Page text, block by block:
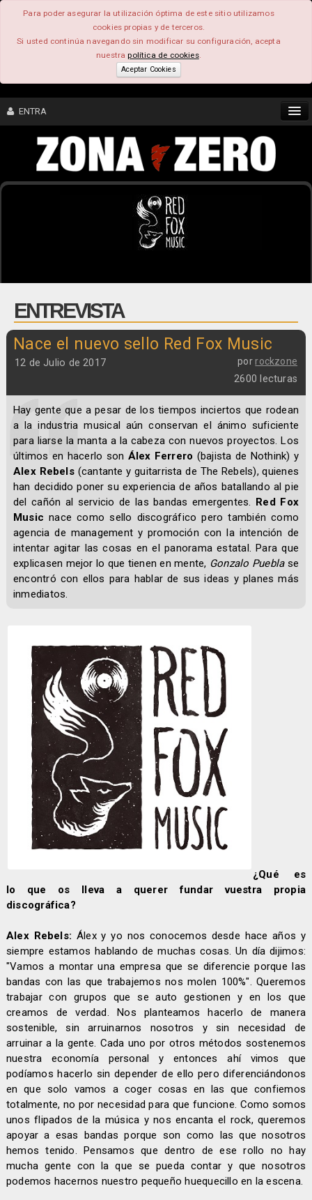
Para poder asegurar la utilización óptima de este sitio utilizamos
cookies propias y de terceros.
Si usted continúa navegando sin modificar su configuración, acepta
nuestrapolítica de cookies.
Aceptar Cookies
ENTRA
CONTENIDO
ENTREVISTA
Nace el nuevo sello Red Fox Music
por rockzone
12 de Julio de 2017
2600 lecturas
Hay gente que a pesar de los tiempos inciertos que rodean
a la industria musical aún conservan el ánimo suficiente
para liarse la manta a la cabeza con nuevos proyectos. Los
últimos en hacerlo son Álex Ferrero (bajista de Nothink) y
Alex Rebels(cantante y guitarrista de The Rebels), quienes
han decidido poner su experiencia de años batallando al pie
del cañón al servicio de las bandas emergentes. Red Fox
Music nace como sello discográfico pero también como
agencia de management y promoción con la intención de
intentar agitar las cosas en el panorama estatal. Para que
explicasen mejor lo que tienen en mente, Gonzalo Pueblase
encontró con ellos para hablar de sus ideas y planes más
inmediatos.
¿Qué es
lo que os lleva a querer fundar vuestra propia
discográfica?
Alex Rebels: Álex y yo nos conocemos desde hace años y
siempre estamos hablando de muchas cosas. Un día dijimos:
"Vamos a montar una empresa que se diferencie porque las
bandas con las que trabajemos nos molen 100%". Queremos
trabajar con grupos que se auto gestionen y en los que
creamos de verdad. Nos planteamos hacerlo de manera
sostenible, sin arruinarnos nosotros y sin necesidad de
arruinar a la gente. Cada uno por otros métodos sostenemos
nuestra economía personal y entonces ahí vimos que
podíamos hacerlo sin depender de ello pero diferenciándonos
en que solo vamos a coger cosas en las que confiemos
totalmente, no por necesidad para que funcione. Como somos
unos flipados de la música y nos encanta el rock, queremos
apoyar a esas bandas porque son como las que nosotros
hemos tenido. Pensamos que dentro de ese rollo no hay
mucha gente con la que se pueda contar y que nosotros
podemos hacernos nuestro pequeño huequecillo en la escena.